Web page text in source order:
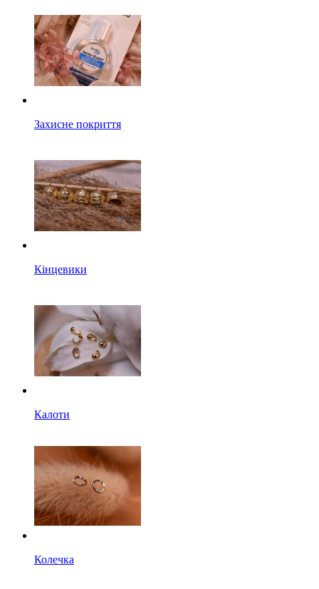
Захисне покриття
Кінцевики
Калоти
Колечка